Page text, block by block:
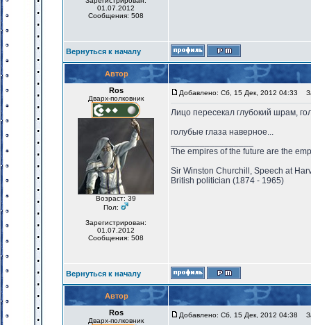
01.07.2012
Сообщения: 508
Вернуться к началу
Автор
Ros
Дварх-полковник
Возраст: 39
Пол:
Зарегистрирован:
01.07.2012
Сообщения: 508
Добавлено: Сб, 15 Дек, 2012 04:33
Лицо пересекал глубокий шрам,
голубые глаза наверное...
The empires of the future are the
Sir Winston Churchill, Speech at
British politician (1874 - 1965)
Вернуться к началу
Автор
Ros
Дварх-полковник
Добавлено: Сб, 15 Дек, 2012 04:38